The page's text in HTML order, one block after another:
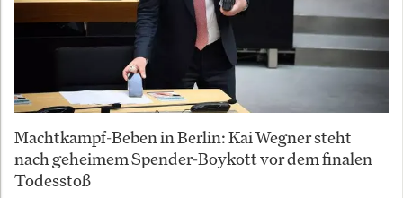
Machtkampf-Beben in Berlin: Kai Wegner steht
nach geheimem Spender-Boykott vor dem finalen
Todesstoß